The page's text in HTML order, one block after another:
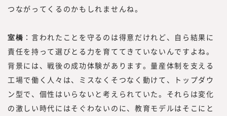
つながってくるのかもしれませんね。
室橋 ：言われたことを守るのは得意だけれど、自ら結果に
責任を持って選びとる力を育ててきていないんですよね。
背景には、戦後の成功体験があります。量産体制を支える
工場で働く人々は、ミスなくそつなく動けて、トップダウ
ン型で、個性はいらないと考えられていた。それらは変化
の激しい時代にはそぐわないのに、教育モデルはそこにと